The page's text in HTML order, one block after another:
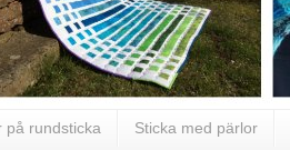
på rundsticka Sticka med pärlor